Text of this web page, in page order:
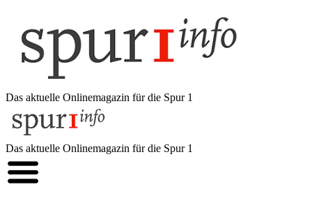
Das aktuelle Onlinemagazin für die Spur 1
Das aktuelle Onlinemagazin für die Spur 1